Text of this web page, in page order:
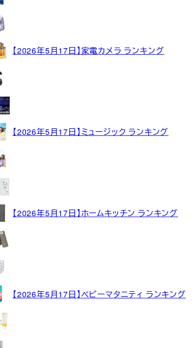
【2026年5月17日】家電カメラ ランキング
【2026年5月17日】ミュージック ランキング
【2026年5月17日】ホームキッチン ランキング
【2026年5月17日】ベビーマタニティ ランキング